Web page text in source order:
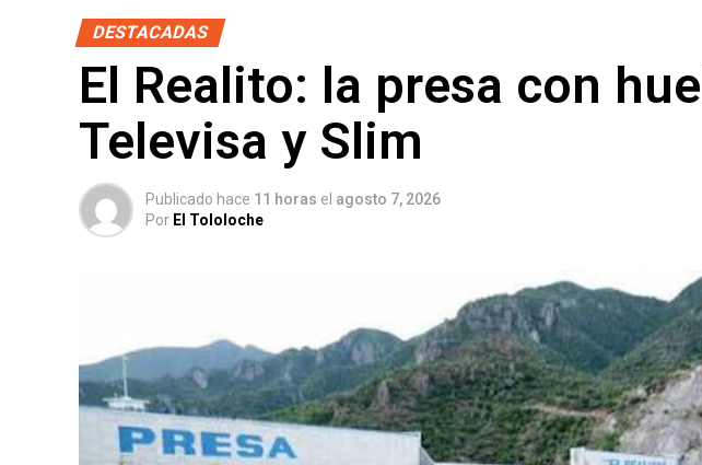
DESTACADAS
El Realito: la presa con
Televisa y Slim
Publicado hace 11 horas el agosto 7, 2026
Por El Tololoche